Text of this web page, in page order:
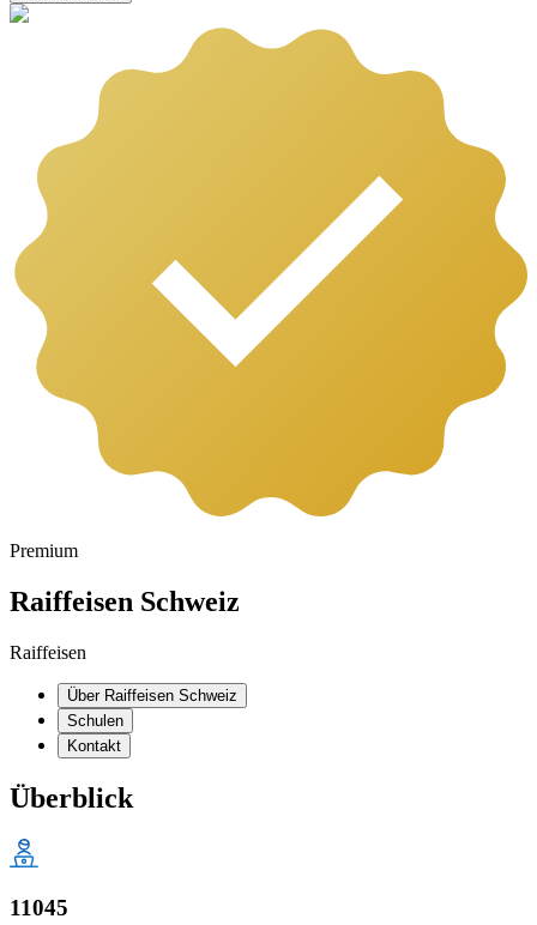
Premium
Raiffeisen Schweiz
Raiffeisen
Über Raiffeisen Schweiz
Schulen
Kontakt
Überblick
11045